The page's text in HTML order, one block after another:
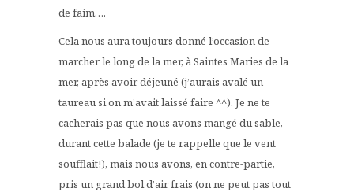
de faim….
Cela nous aura toujours donné l’occasion de
marcher le long de la mer, à Saintes Maries de la
mer, après avoir déjeuné (j’aurais avalé un
taureau si on m’avait laissé faire ^^). Je ne te
cacherais pas que nous avons mangé du sable,
durant cette balade (je te rappelle que le vent
soufflait!), mais nous avons, en contre-partie,
pris un grand bol d’air frais (on ne peut pas tout